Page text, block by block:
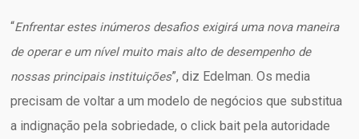
“Enfrentar estes inúmeros desafios exigirá uma nova maneira
de operar e um nível muito mais alto de desempenho de
nossas principais instituições”, diz Edelman. Os media
precisam de voltar a um modelo de negócios que substitua
a indignação pela sobriedade, o click bait pela autoridade